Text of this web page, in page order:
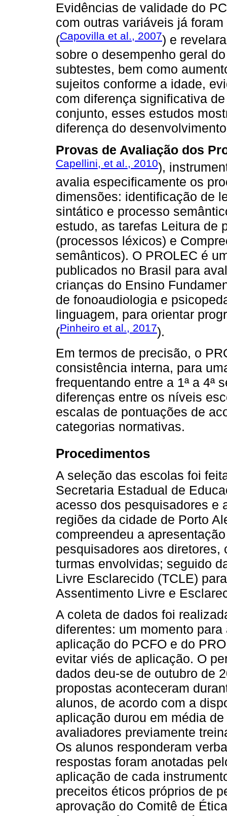
Evidências de validade do
com outras variáveis já
(Capovilla et al., 2007) e
sobre o desempenho geral
subtestes, bem como
sujeitos conforme a idade,
com diferença significativa
conjunto, esses estudos
diferença do
Provas de Avaliação dos
Capellini, et al., 2010),
avalia especificamente os
dimensões: identificação de
sintático e processo
estudo, as tarefas Leitura de
(processos léxicos) e
semânticos). O PROLEC é
publicados no Brasil para
crianças do Ensino
de fonoaudiologia e
linguagem, para orientar
(Pinheiro et al., 2017).
Em termos de precisão, o
consistência interna, para
frequentando entre a 1ª a 4ª
diferenças entre os níveis
escalas de pontuações de
categorias normativas.
Procedimentos
A seleção das escolas foi
Secretaria Estadual de
acesso dos pesquisadores e
regiões da cidade de Porto
compreendeu a
pesquisadores aos diretores,
turmas envolvidas; seguido
Livre Esclarecido (TCLE)
Assentimento Livre e
A coleta de dados foi
diferentes: um momento
aplicação do PCFO e do
evitar viés de aplicação. O
dados deu-se de outubro de
propostas aconteceram
alunos, de acordo com a
aplicação durou em média
avaliadores previamente
Os alunos responderam
respostas foram anotadas
aplicação de cada
preceitos éticos próprios de
aprovação do Comitê de